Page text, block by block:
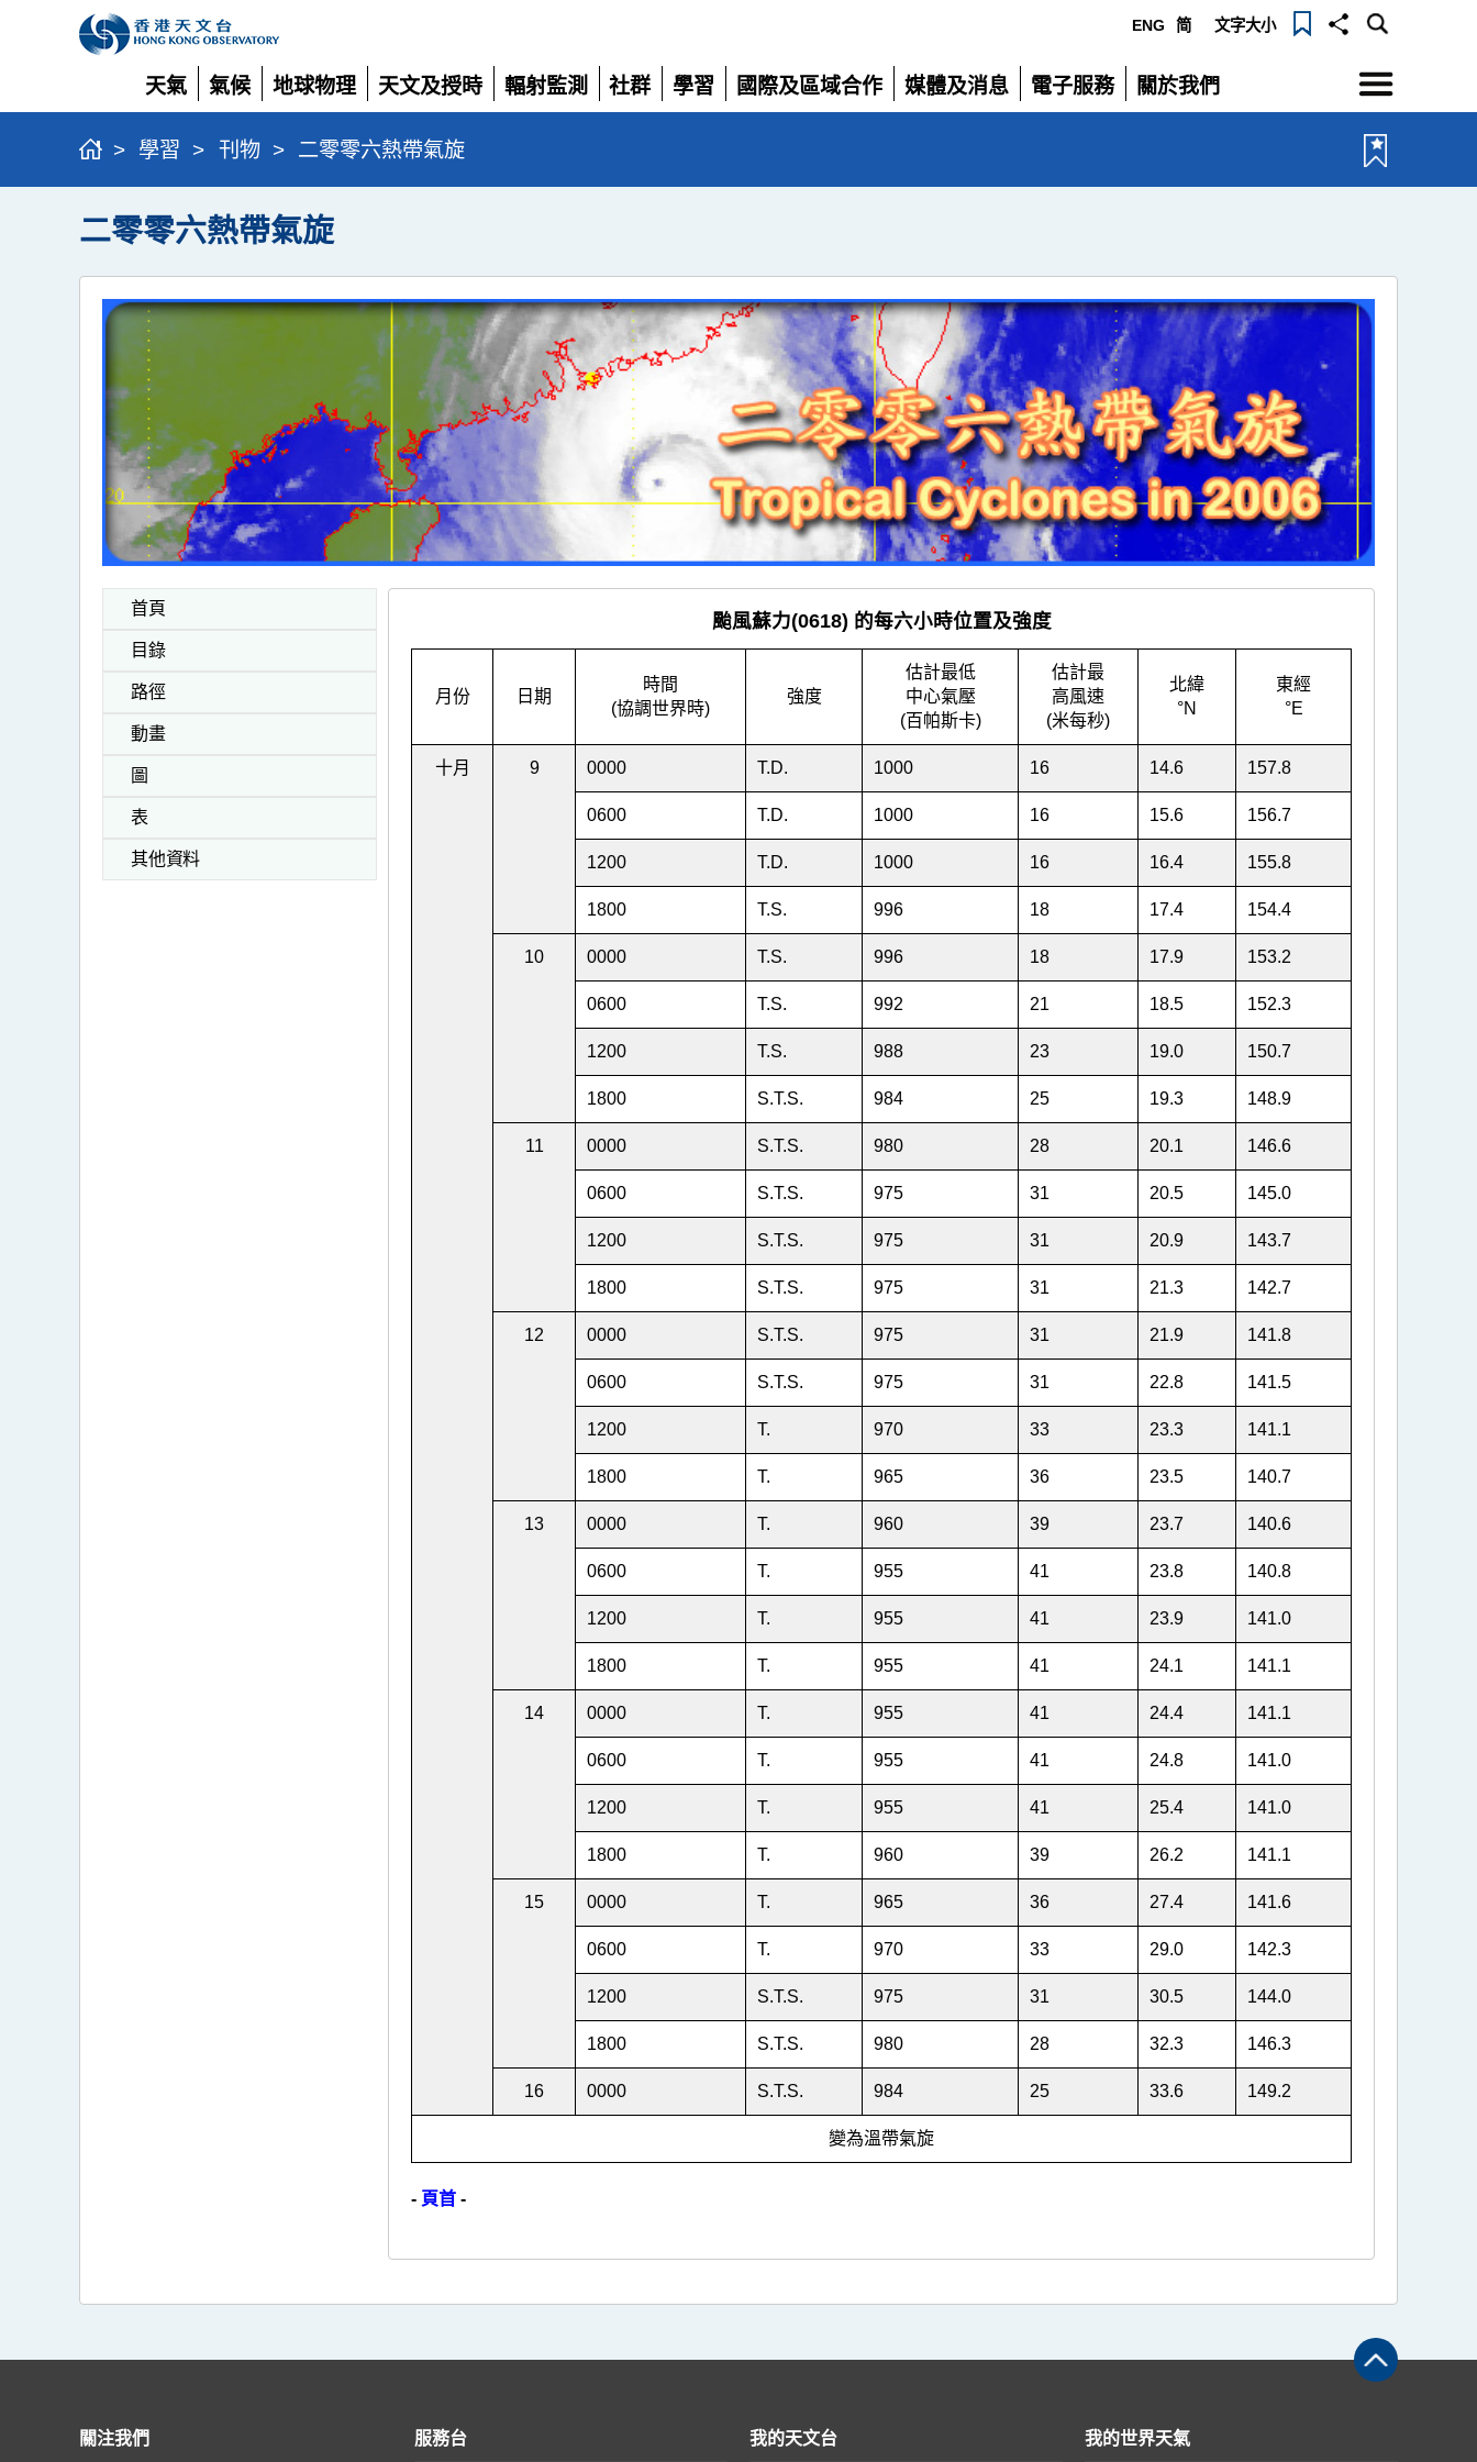
ENG 简 文字大小
天氣
展
開
氣候
展
開
地球物理
展
開
天文及授時
展
開
輻射監測
展
社群
展
學習
展
國際及區域合作
展
媒體及消息
展
電子服務
展
關於我們
展
選
單
> 學習 > 刊物 > 二零零六熱帶氣旋
二零零六熱帶氣旋
首頁
目錄
路徑
動畫
圖
表
其他資料
颱風蘇力(0618) 的每六小時位置及強度
月份 日期
時間
(協調世界時)
強度
估計最低
中心氣壓
(百帕斯卡)
估計最
高風速
(米每秒)
北緯
°N
東經
°E
十月 9 0000 T.D. 1000 16 14.6 157.8
0600 T.D. 1000 16 15.6 156.7
1200 T.D. 1000 16 16.4 155.8
1800 T.S. 996 18 17.4 154.4
10 0000 T.S. 996 18 17.9 153.2
0600 T.S. 992 21 18.5 152.3
1200 T.S. 988 23 19.0 150.7
1800 S.T.S. 984 25 19.3 148.9
11 0000 S.T.S. 980 28 20.1 146.6
0600 S.T.S. 975 31 20.5 145.0
1200 S.T.S. 975 31 20.9 143.7
1800 S.T.S. 975 31 21.3 142.7
12 0000 S.T.S. 975 31 21.9 141.8
0600 S.T.S. 975 31 22.8 141.5
1200 T. 970 33 23.3 141.1
1800 T. 965 36 23.5 140.7
13 0000 T. 960 39 23.7 140.6
0600 T. 955 41 23.8 140.8
1200 T. 955 41 23.9 141.0
1800 T. 955 41 24.1 141.1
14 0000 T. 955 41 24.4 141.1
0600 T. 955 41 24.8 141.0
1200 T. 955 41 25.4 141.0
1800 T. 960 39 26.2 141.1
15 0000 T. 965 36 27.4 141.6
0600 T. 970 33 29.0 142.3
1200 S.T.S. 975 31 30.5 144.0
1800 S.T.S. 980 28 32.3 146.3
16 0000 S.T.S. 984 25 33.6 149.2
變為溫帶氣旋
- 頁首 -
關注我們 服務台 我的天文台 我的世界天氣